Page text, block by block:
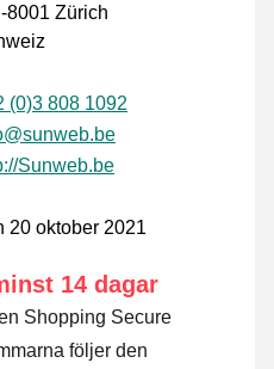
8001 Zürich
(0)3 808 1092
Sunweb.be
20 oktober 2021
14 dagar
Shopping Secure
följer den